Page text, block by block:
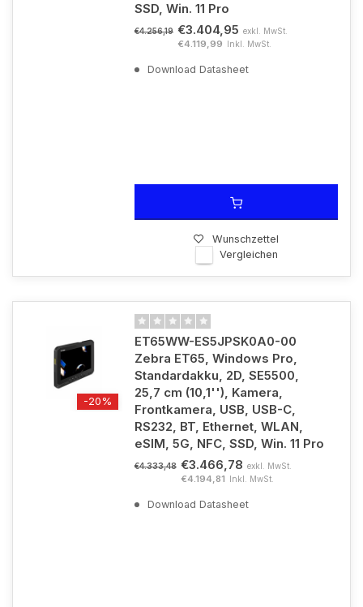
SSD, Win. 11 Pro
€4.256,19 €3.404,95 exkl. MwSt.
€4.119,99 Inkl. MwSt.
Download Datasheet
Wunschzettel
Vergleichen
-20%
ET65WW-ES5JPSK0A0-00
Zebra ET65, Windows Pro,
Standardakku, 2D, SE5500,
25,7 cm (10,1''), Kamera,
Frontkamera, USB, USB-C,
RS232, BT, Ethernet, WLAN,
eSIM, 5G, NFC, SSD, Win. 11 Pro
€4.333,48 €3.466,78 exkl. MwSt.
€4.194,81 Inkl. MwSt.
Download Datasheet